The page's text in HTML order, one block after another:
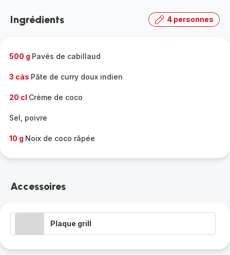
Ingrédients 4 personnes
500 g Pavés de cabillaud
3 càs Pâte de curry doux indien
20 cl Crème de coco
Sel, poivre
10 g Noix de coco râpée
Accessoires
Plaque grill